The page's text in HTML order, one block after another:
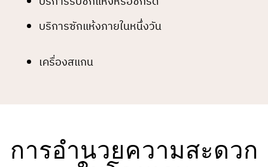
บริการซักแห้งภายในหนึ่งวัน
เครื่องสแกน
การอำนวยความสะดวก